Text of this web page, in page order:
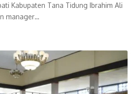
Kabupaten Tana Tidung Ibrahim Ali
manager…